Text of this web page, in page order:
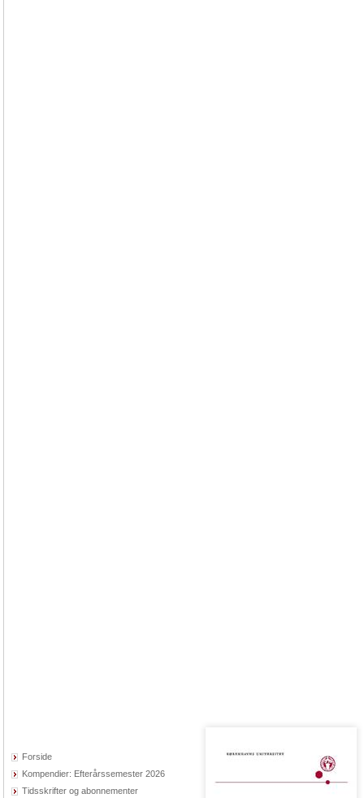
Forside
Kompendier: Efterårssemester 2026
Tidsskrifter og abonnementer